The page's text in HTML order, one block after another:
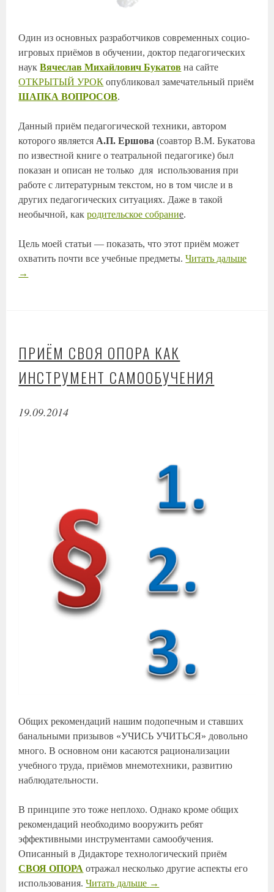
Один из основных разработчиков современных социо-
игровых приёмов в обучении, доктор педагогических
наукВячеслав Михайлович Букатов на сайте
ОТКРЫТЫЙ УРОК опубликовал замечательный приём
ШАПКА ВОПРОСОВ.
Данный приём педагогической техники, автором
которого является А.П. Ершова (соавтор В.М. Букатова
по известной книге о театральной педагогике) был
показан и описан не только для использования при
работе с литературным текстом, но в том числе и в
других педагогических ситуациях. Даже в такой
необычной, какродительское собрание.
Цель моей статьи — показать, что этот приём может
охватить почти все учебные предметы.Читать дальше
→
ПРИЁМ СВОЯ ОПОРА КАК
ИНСТРУМЕНТ САМООБУЧЕНИЯ
19.09.2014
Общих рекомендаций нашим подопечным и ставших
банальными призывов «УЧИСЬ УЧИТЬСЯ» довольно
много. В основном они касаются рационализации
учебного труда, приёмов мнемотехники, развитию
наблюдательности.
В принципе это тоже неплохо. Однако кроме общих
рекомендаций необходимо вооружить ребят
эффективными инструментами самообучения.
Описанный в Дидакторе технологический приём
СВОЯ ОПОРА отражал несколько другие аспекты его
использования.Читать дальше →